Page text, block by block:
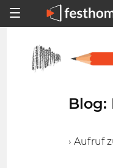
Blog:
› Aufruf